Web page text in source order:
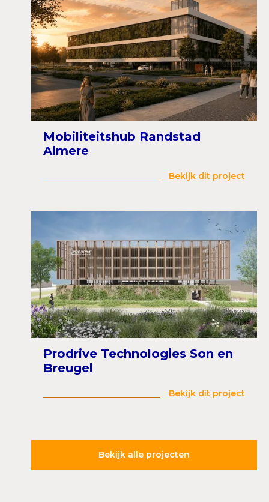
Mobiliteitshub Randstad
Almere
Bekijk dit project
Prodrive Technologies Son en
Breugel
Bekijk dit project
Bekijk alle projecten